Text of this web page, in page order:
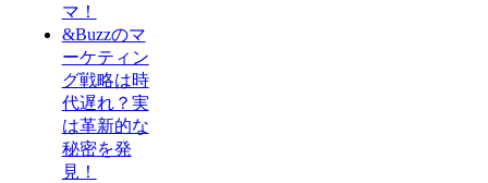
マ！
&Buzzのマ
ーケティン
グ戦略は時
代遅れ？実
は革新的な
秘密を発
見！